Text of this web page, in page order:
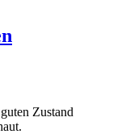
Zustand